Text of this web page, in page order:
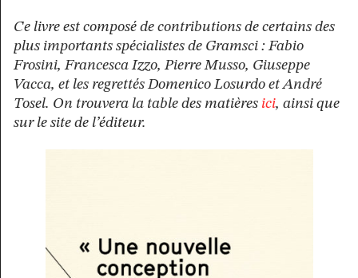
Ce livre est composé de contributions de certains des
plus importants spécialistes de Gramsci : Fabio
Frosini, Francesca Izzo, Pierre Musso, Giuseppe
Vacca, et les regrettés Domenico Losurdo et André
Tosel. On trouvera la table des matières ici, ainsi que
sur le site de l’éditeur.